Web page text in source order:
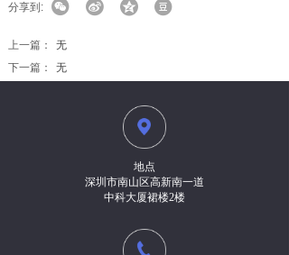
分享到:
上一篇：
无
下一篇：
无
地点
深圳市南山区高新南一道
中科大厦裙楼2楼